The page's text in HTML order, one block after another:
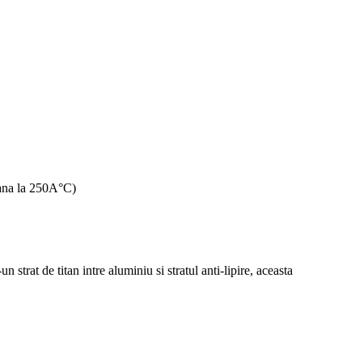
la 250A°C)
strat de titan intre aluminiu si stratul anti-lipire, aceasta